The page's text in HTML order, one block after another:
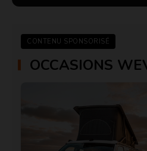
CONTENU SPONSORISÉ
OCCASIONS